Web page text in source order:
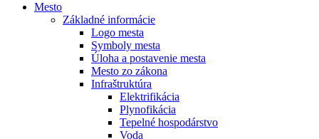
Mesto
Základné informácie
Logo mesta
Symboly mesta
Úloha a postavenie mesta
Mesto zo zákona
Infraštruktúra
Elektrifikácia
Plynofikácia
Tepelné hospodárstvo
Voda